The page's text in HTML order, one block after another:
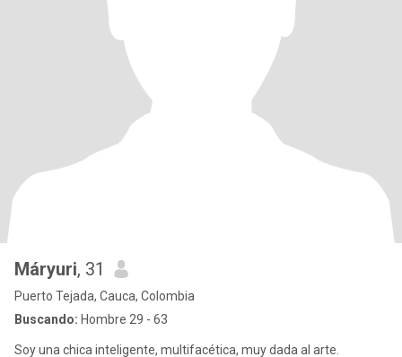
Máryuri, 31
Puerto Tejada, Cauca, Colombia
Buscando: Hombre 29 - 63
Soy una chica inteligente, multifacética, muy dada al arte.